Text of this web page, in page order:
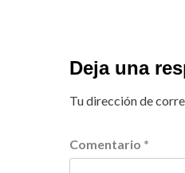
Deja una
Tu dirección de
Comentario *